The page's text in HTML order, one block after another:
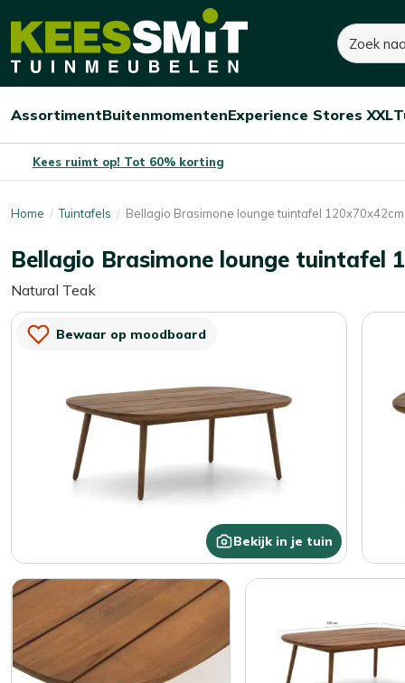
Kees
Tuinmeubelen
Zoeken
Open/sluit
Assortiment
Open/sluit
Buitenmomenten
Open/sluit
Experience Stores XXL
Kees ruimt op! Tot 60% korting
Home Tuintafels Bellagio Brasimone lounge tuintafel 120x70x42cm
Bellagio Brasimone lounge tuintafel
Natural Teak
Bewaar op moodboard
Bekijk in je tuin
300,- 400,-
Je bespaart:100,- (-25%)